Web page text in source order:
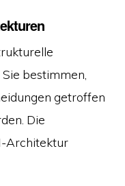
. Sie bestimmen,
getroffen
Die
Architektur